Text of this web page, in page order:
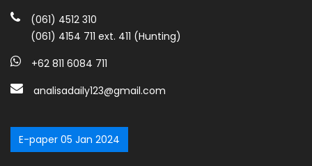
(061) 4512 310
(061) 4154 711 ext. 411 (Hunting)
+62 811 6084 711
analisadaily123@gmail.com
E-paper 05 Jan 2024